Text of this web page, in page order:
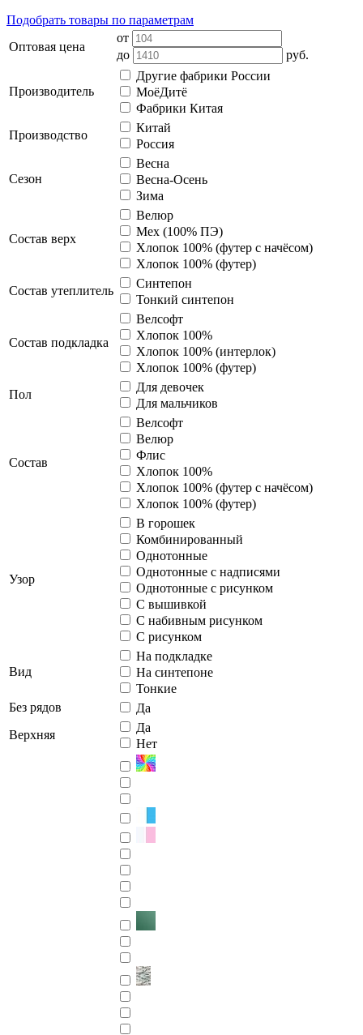
Подобрать товары по параметрам
Оптовая цена
от
до
руб.
Производитель
Другие фабрики России
МоёДитё
Фабрики Китая
Производство
Китай
Россия
Сезон
Весна
Весна-Осень
Зима
Состав верх
Велюр
Мех (100% ПЭ)
Хлопок 100% (футер с начёсом)
Хлопок 100% (футер)
Состав утеплитель
Синтепон
Тонкий синтепон
Cостав подкладка
Велсофт
Хлопок 100%
Хлопок 100% (интерлок)
Хлопок 100% (футер)
Пол
Для девочек
Для мальчиков
Состав
Велсофт
Велюр
Флис
Хлопок 100%
Хлопок 100% (футер с начёсом)
Хлопок 100% (футер)
Узор
В горошек
Комбинированный
Однотонные
Однотонные с надписями
Однотонные с рисунком
С вышивкой
С набивным рисунком
С рисунком
Вид
На подкладке
На синтепоне
Тонкие
Без рядов
Да
Верхняя
Да
Нет